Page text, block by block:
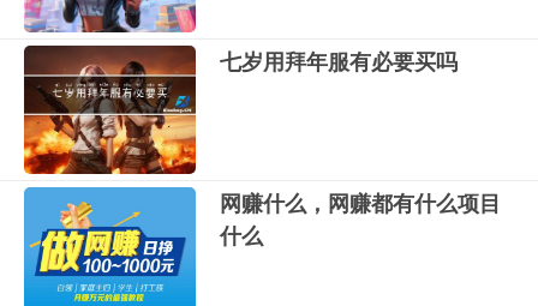
七岁用拜年服有必要买吗
网赚什么，网赚都有什么项目
什么